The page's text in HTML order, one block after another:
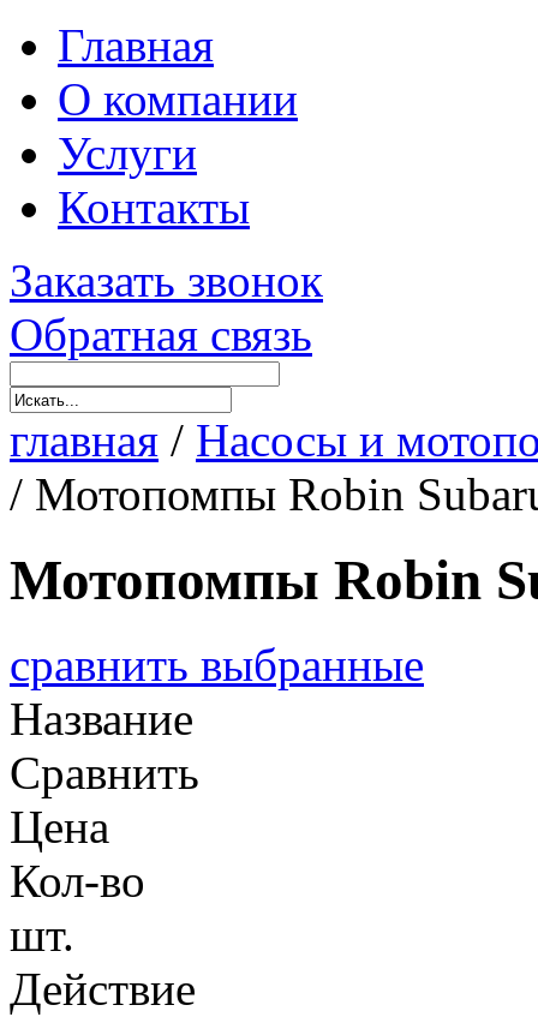
Главная
О компании
Услуги
Контакты
Заказать звонок
Обратная связь
главная / Насосы и
/ Мотопомпы Robin
Мотопомпы Robin
сравнить выбранные
Название
Сравнить
Цена
Кол-во
шт.
Действие